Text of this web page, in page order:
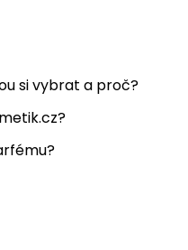
si vybrat a proč?